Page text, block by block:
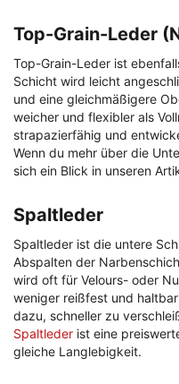
Top-Grain-Leder
Top-Grain-Leder ist
Schicht wird leicht
und eine gleichmäßigere
weicher und flexibler als
strapazierfähig und
Wenn du mehr über die
sich ein Blick in unseren
Spaltleder
Spaltleder ist die untere
Abspalten der
wird oft für Velours- oder
weniger reißfest und
dazu, schneller zu
Spaltleder ist eine
gleiche Langlebigkeit.